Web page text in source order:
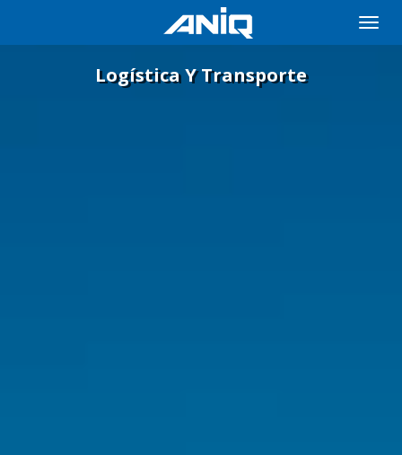
Toggle
Logística Y Transporte